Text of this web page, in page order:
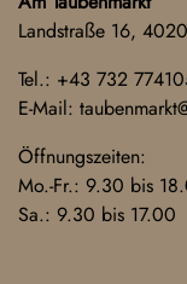
Landstraße 16,
Tel.: +43 732
E-Mail:
Öffnungszeiten:
Mo.-Fr.: 9.30 bis
Sa.: 9.30 bis 17.00